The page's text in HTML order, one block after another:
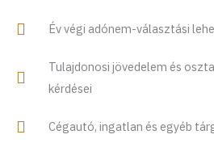
Év végi adónem-választási
Tulajdonosi jövedelem és
kérdései
Cégautó, ingatlan és egyéb